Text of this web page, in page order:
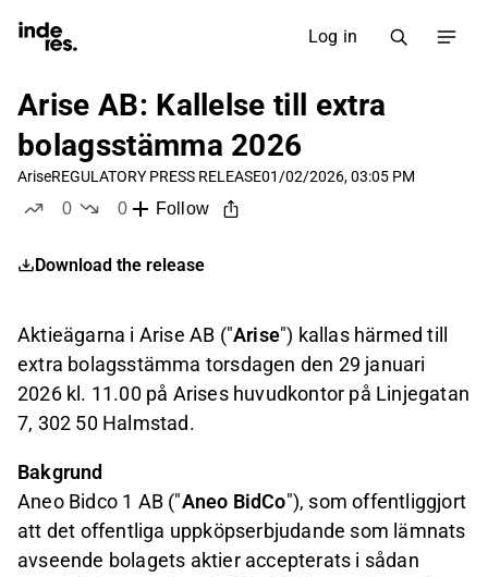
Log in
Arise AB: Kallelse till extra
bolagsstämma 2026
AriseREGULATORY PRESS RELEASE01/02/2026, 03:05 PM
0
0
Follow
Download the release
Aktieägarna i Arise AB ("Arise") kallas härmed till
extra bolagsstämma torsdagen den 29 januari
2026 kl. 11.00 på Arises huvudkontor på Linjegatan
7, 302 50 Halmstad.
Bakgrund
Aneo Bidco 1 AB ("Aneo BidCo"), som offentliggjort
att det offentliga uppköpserbjudande som lämnats
avseende bolagets aktier accepterats i sådan